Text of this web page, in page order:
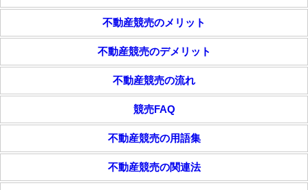
不動産競売のメリット
不動産競売のデメリット
不動産競売の流れ
競売FAQ
不動産競売の用語集
不動産競売の関連法